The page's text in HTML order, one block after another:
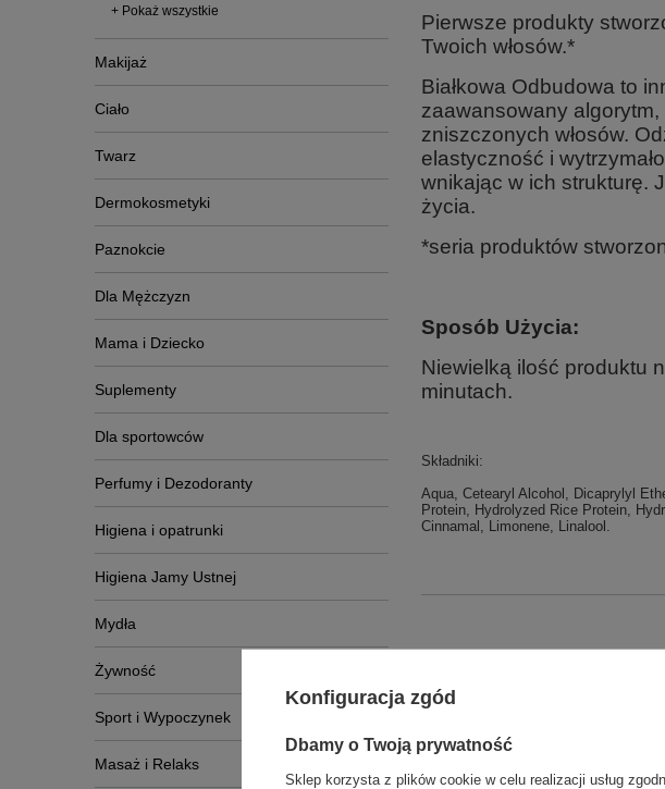
+ Pokaż wszystkie
Makijaż
Ciało
Twarz
Dermokosmetyki
Paznokcie
Dla Mężczyzn
Mama i Dziecko
Suplementy
Dla sportowców
Perfumy i Dezodoranty
Higiena i opatrunki
Higiena Jamy Ustnej
Mydła
Żywność
Sport i Wypoczynek
Masaż i Relaks
Pierwsze produkty
Twoich włosów.*
Białkowa Odbudowa to
zaawansowany
zniszczonych włosów.
elastyczność i
wnikając w ich strukturę.
życia.
*seria produktów
Sposób Użycia:
Niewielką ilość produktu
minutach.
Składniki:
Aqua, Cetearyl Alcohol, Dicaprylyl
Protein, Hydrolyzed Rice Protein,
Cinnamal, Limonene, Linalool.
Zobacz również
Konfiguracja zgód
Dbamy o Twoją prywatność
Sklep korzysta z plików cookie w celu realizacji usług